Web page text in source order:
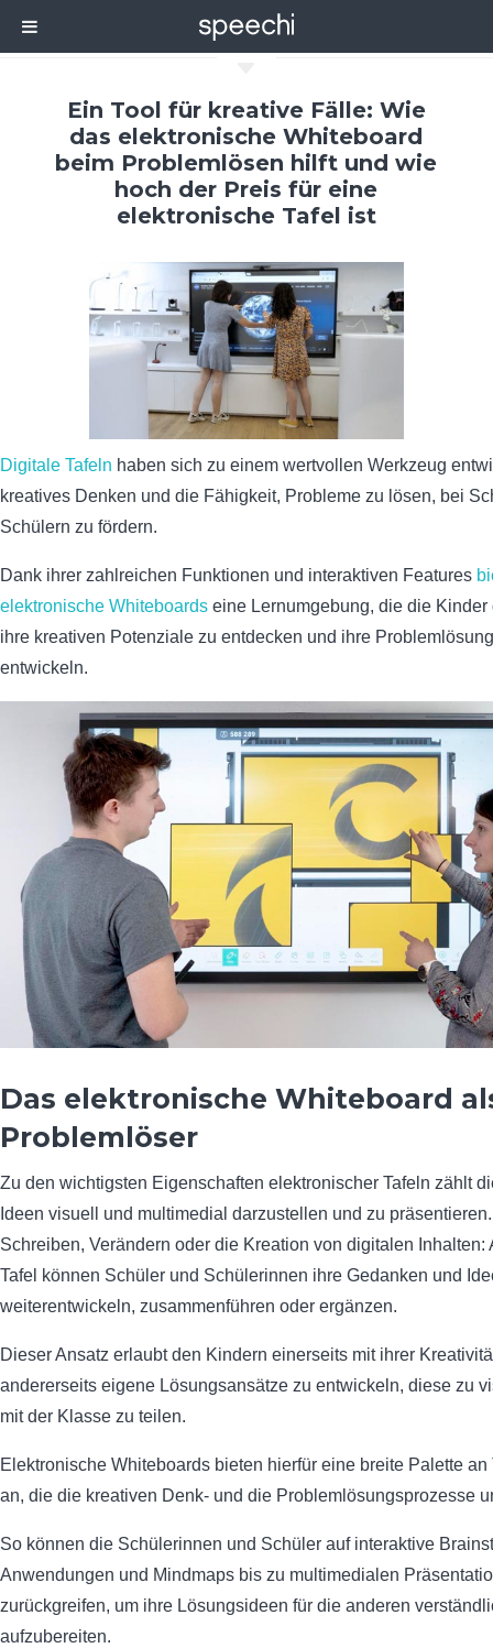
Ein Tool für kreative Fälle: Wie
das elektronische Whiteboard
beim Problemlösen hilft und wie
hoch der Preis für eine
elektronische Tafel ist
Digitale Tafeln haben sich zu einem wertvollen Werkzeug
kreatives Denken und die Fähigkeit, Probleme zu lösen, bei
Schülern zu fördern.
Dank ihrer zahlreichen Funktionen und interaktiven Features
elektronische Whiteboards eine Lernumgebung, die die Kinder
ihre kreativen Potenziale zu entdecken und ihre
entwickeln.
Das elektronische Whiteboard
Problemlöser
Zu den wichtigsten Eigenschaften elektronischer Tafeln zählt
Ideen visuell und multimedial darzustellen und zu
Schreiben, Verändern oder die Kreation von digitalen Inhalten:
Tafel können Schüler und Schülerinnen ihre Gedanken und
weiterentwickeln, zusammenführen oder ergänzen.
Dieser Ansatz erlaubt den Kindern einerseits mit ihrer
andererseits eigene Lösungsansätze zu entwickeln, diese zu
mit der Klasse zu teilen.
Elektronische Whiteboards bieten hierfür eine breite Palette an
an, die die kreativen Denk- und die Problemlösungsprozesse
So können die Schülerinnen und Schüler auf interaktive
Anwendungen und Mindmaps bis zu multimedialen
zurückgreifen, um ihre Lösungsideen für die anderen
aufzubereiten.